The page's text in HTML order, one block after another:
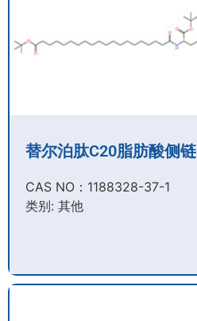
替尔泊肽C20脂肪酸侧链
CAS NO：1188328-37-1
类别: 其他